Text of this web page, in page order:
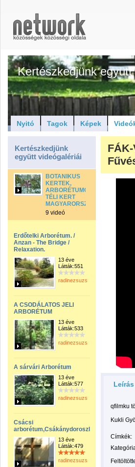
Kertészkedjünk együtt
Nyitó Tagok Képek
Kertészkedjünk
együtt videógalériái
BOTANIKUS
KERTEK,
ARBORÉTUMOK,FÜVÉSZKERT,
TÉLI KERT
MAGYARORSZÁGON
9 videó
Erdőtelki Arborétum. /
Anzan - The Bridge /
Relaxation.
13 éve
Látták:551
radinezsuzsa
A CSODÁLATOS JELI
ARBORÉTUM
13 éve
Látták:533
radinezsuzsa
A sárvári Arborétum
13 éve
Látták:577
radinezsuzsa
Csácsi
13 éve
Látták:479
radinezsuzsa
Leírás
qfilmku
Kukli
Címkék: